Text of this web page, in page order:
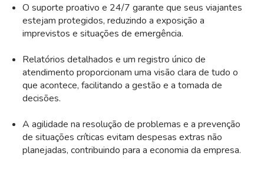
O suporte proativo e 24/7 garante que seus viajantes
estejam protegidos, reduzindo a exposição a
imprevistos e situações de emergência.
Relatórios detalhados e um registro único de
atendimento proporcionam uma visão clara de tudo o
que acontece, facilitando a gestão e a tomada de
decisões.
A agilidade na resolução de problemas e a prevenção
de situações críticas evitam despesas extras não
planejadas, contribuindo para a economia da empresa.